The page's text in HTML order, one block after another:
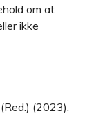
om at
ikke
(2023).